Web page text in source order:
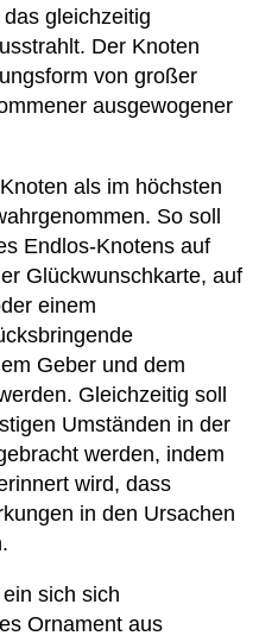
gleichzeitig
Der Knoten
von großer
ausgewogener
als im höchsten
So soll
Endlos-Knotens auf
Glückwunschkarte, auf
einem
Geber und dem
Gleichzeitig soll
Umständen in der
werden, indem
wird, dass
in den Ursachen
sich sich
Ornament aus